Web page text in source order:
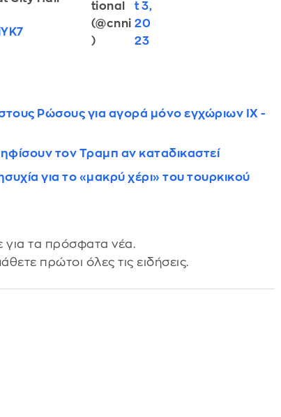
tional
(@cnni
)
t 3,
20
23
Ρώσους για αγορά μόνο εγχώριων ΙΧ -
τον Τραμπ αν καταδικαστεί
για το «μακρύ χέρι» του τουρκικού
για τα πρόσφατα νέα.
πρώτοι όλες τις ειδήσεις.